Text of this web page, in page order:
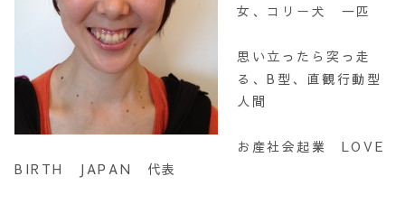
女、コリー犬 一匹
思い立ったら突っ走
る、B型、直観行動型
人間
お産社会起業 LOVE
BIRTH JAPAN 代表